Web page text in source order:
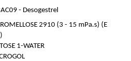
- Desogestrel
2910 (3 - 15 mPa.s) (E
1-WATER